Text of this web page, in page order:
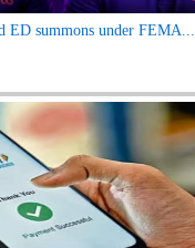
ED summons under FEMA...